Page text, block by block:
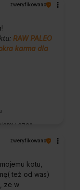
tak
jeszcze!
czas
że
zweryfikowano
RAW PALEO
karma dla
zweryfikowano
kotu,
też od was)
ze w